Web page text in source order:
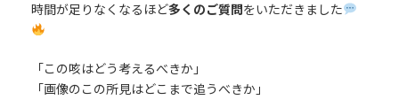
時間が足りなくなるほど多くのご質問をいただきました
「この咳はどう考えるべきか」
「画像のこの所見はどこまで追うべきか」